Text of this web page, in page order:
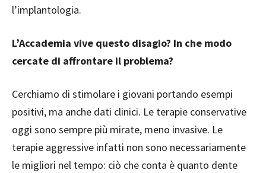
l’implantologia.
L’Accademia vive questo disagio? In che modo
cercate di affrontare il problema?
Cerchiamo di stimolare i giovani portando esempi
positivi, ma anche dati clinici. Le terapie conservative
oggi sono sempre più mirate, meno invasive. Le
terapie aggressive infatti non sono necessariamente
le migliori nel tempo: ciò che conta è quanto dente